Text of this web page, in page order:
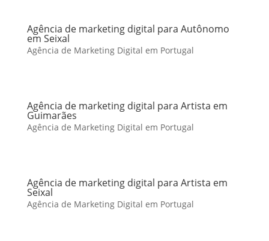
Agência de marketing digital para Autônomo
em Seixal
Agência de Marketing Digital em Portugal
Agência de marketing digital para Artista em
Guimarães
Agência de Marketing Digital em Portugal
Agência de marketing digital para Artista em
Seixal
Agência de Marketing Digital em Portugal